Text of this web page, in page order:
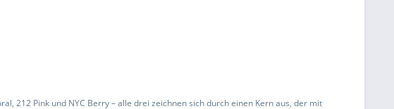
212 Pink und NYC Berry – alle drei zeichnen sich durch einen Kern aus, der mit